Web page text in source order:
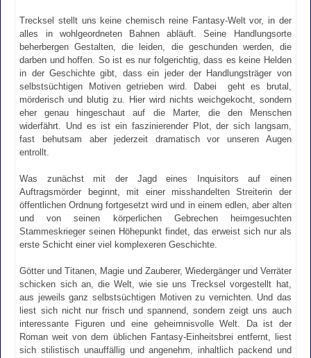
Trecksel stellt uns keine chemisch reine Fantasy-Welt vor, in der
alles in wohlgeordneten Bahnen abläuft. Seine Handlungsorte
beherbergen Gestalten, die leiden, die geschunden werden, die
darben und hoffen. So ist es nur folgerichtig, dass es keine Helden
in der Geschichte gibt, dass ein jeder der Handlungsträger von
selbstsüchtigen Motiven getrieben wird. Dabei geht es brutal,
mörderisch und blutig zu. Hier wird nichts weichgekocht, sondern
eher genau hingeschaut auf die Marter, die den Menschen
widerfährt. Und es ist ein faszinierender Plot, der sich langsam,
fast behutsam aber jederzeit dramatisch vor unseren Augen
entrollt.
Was zunächst mit der Jagd eines Inquisitors auf einen
Auftragsmörder beginnt, mit einer misshandelten Streiterin der
öffentlichen Ordnung fortgesetzt wird und in einem edlen, aber alten
und von seinen körperlichen Gebrechen heimgesuchten
Stammeskrieger seinen Höhepunkt findet, das erweist sich nur als
erste Schicht einer viel komplexeren Geschichte.
Götter und Titanen, Magie und Zauberer, Wiedergänger und Verräter
schicken sich an, die Welt, wie sie uns Trecksel vorgestellt hat,
aus jeweils ganz selbstsüchtigen Motiven zu vernichten. Und das
liest sich nicht nur frisch und spannend, sondern zeigt uns auch
interessante Figuren und eine geheimnisvolle Welt. Da ist der
Roman weit von dem üblichen Fantasy-Einheitsbrei entfernt, liest
sich stilistisch unauffällig und angenehm, inhaltlich packend und